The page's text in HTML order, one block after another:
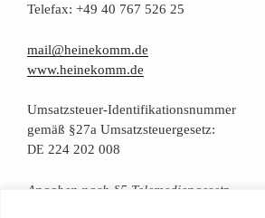
Tele­fax: +49 40 767 526 25
mail@heinekomm.de
www.heinekomm.de
Umsatz­steu­er-Iden­ti­fi­ka­ti­ons­num­mer
gemäß §27a Umsatzsteuergesetz:
DE 224 202 008
Anga­ben nach §5 Telemediengesetz